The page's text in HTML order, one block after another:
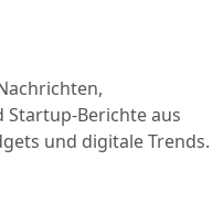
Berichte aus
und digitale Trends.